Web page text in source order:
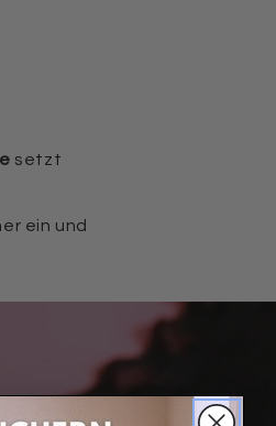
setzt
ein und